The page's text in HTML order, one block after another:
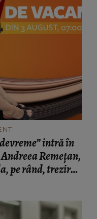
intră în
Remețan,